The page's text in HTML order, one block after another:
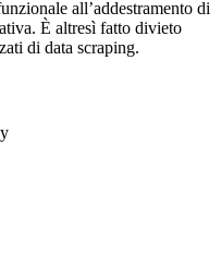
all’addestramento di
È altresì fatto divieto
di data scraping.